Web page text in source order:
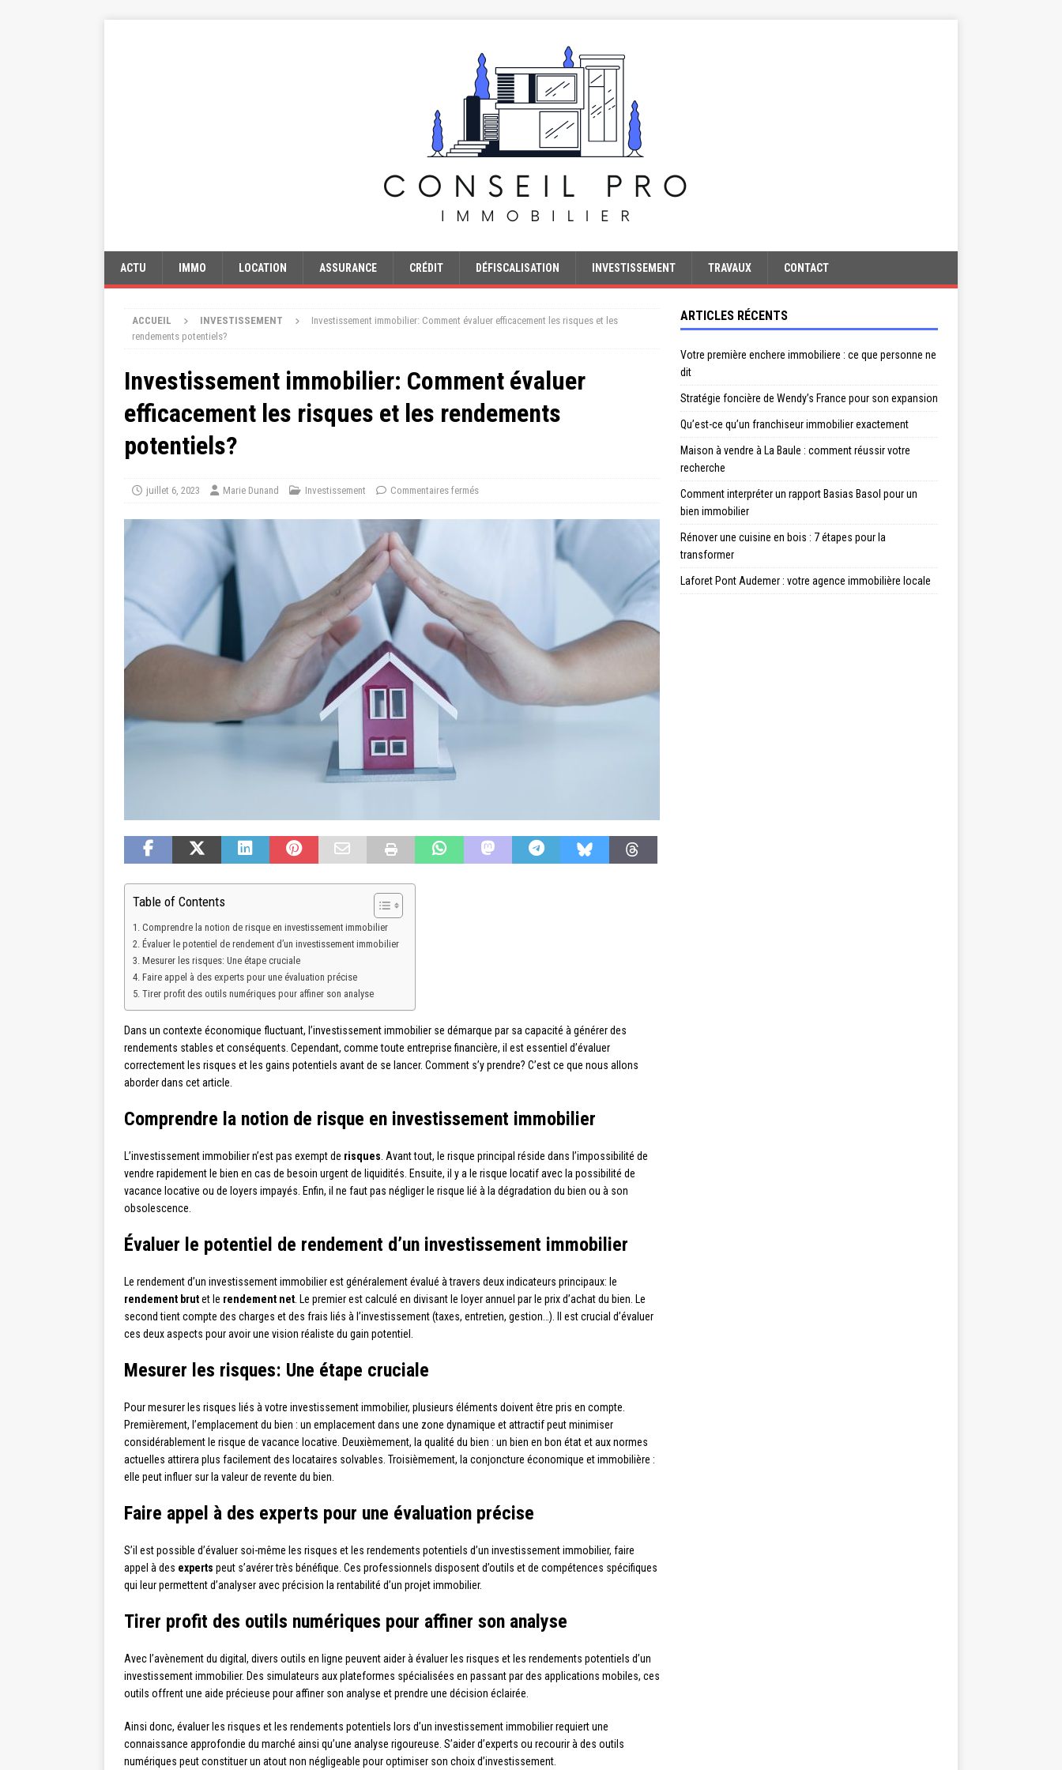
ACTU IMMO LOCATION ASSURANCE CRÉDIT DÉFISCALISATION INVESTISSEMENT TRAVAUX CONTACT
ACCUEIL INVESTISSEMENT
Investissement immobilier: Comment évaluer efficacement les risques et les
rendements potentiels?
Investissement immobilier: Comment évaluer
efficacement les risques et les rendements
potentiels?
juillet 6, 2023 Marie Dunand Investissement Commentaires fermés
Table of Contents
Comprendre la notion de risque en investissement immobilier
Évaluer le potentiel de rendement d’un investissement immobilier
Mesurer les risques: Une étape cruciale
Faire appel à des experts pour une évaluation précise
Tirer profit des outils numériques pour affiner son analyse
Dans un contexte économique fluctuant, l’investissement immobilier se démarque par sa capacité à générer des
rendements stables et conséquents. Cependant, comme toute entreprise financière, il est essentiel d’évaluer
correctement les risques et les gains potentiels avant de se lancer. Comment s’y prendre? C’est ce que nous allons
aborder dans cet article.
Comprendre la notion de risque en investissement immobilier
L’investissement immobilier n’est pas exempt de risques . Avant tout, le risque principal réside dans l’impossibilité de
vendre rapidement le bien en cas de besoin urgent de liquidités. Ensuite, il y a le risque locatif avec la possibilité de
vacance locative ou de loyers impayés. Enfin, il ne faut pas négliger le risque lié à la dégradation du bien ou à son
obsolescence.
Évaluer le potentiel de rendement d’un investissement immobilier
Le rendement d’un investissement immobilier est généralement évalué à travers deux indicateurs principaux: le
rendement brutet le rendement net . Le premier est calculé en divisant le loyer annuel par le prix d’achat du bien. Le
second tient compte des charges et des frais liés à l’investissement (taxes, entretien, gestion…). Il est crucial d’évaluer
ces deux aspects pour avoir une vision réaliste du gain potentiel.
Mesurer les risques: Une étape cruciale
Pour mesurer les risques liés à votre investissement immobilier, plusieurs éléments doivent être pris en compte.
Premièrement, l’emplacement du bien : un emplacement dans une zone dynamique et attractif peut minimiser
considérablement le risque de vacance locative. Deuxièmement, la qualité du bien : un bien en bon état et aux normes
actuelles attirera plus facilement des locataires solvables. Troisièmement, la conjoncture économique et immobilière :
elle peut influer sur la valeur de revente du bien.
Faire appel à des experts pour une évaluation précise
S’il est possible d’évaluer soi-même les risques et les rendements potentiels d’un investissement immobilier, faire
appel à des experts peut s’avérer très bénéfique. Ces professionnels disposent d’outils et de compétences spécifiques
qui leur permettent d’analyser avec précision la rentabilité d’un projet immobilier.
Tirer profit des outils numériques pour affiner son analyse
Avec l’avènement du digital, divers outils en ligne peuvent aider à évaluer les risques et les rendements potentiels d’un
investissement immobilier. Des simulateurs aux plateformes spécialisées en passant par des applications mobiles, ces
outils offrent une aide précieuse pour affiner son analyse et prendre une décision éclairée.
Ainsi donc, évaluer les risques et les rendements potentiels lors d’un investissement immobilier requiert une
connaissance approfondie du marché ainsi qu’une analyse rigoureuse. S’aider d’experts ou recourir à des outils
numériques peut constituer un atout non négligeable pour optimiser son choix d’investissement.
ARTICLES RÉCENTS
Votre première enchere immobiliere : ce que personne ne
dit
Stratégie foncière de Wendy’s France pour son expansion
Qu’est-ce qu’un franchiseur immobilier exactement
Maison à vendre à La Baule : comment réussir votre
recherche
Comment interpréter un rapport Basias Basol pour un
bien immobilier
Rénover une cuisine en bois : 7 étapes pour la
transformer
Laforet Pont Audemer : votre agence immobilière locale